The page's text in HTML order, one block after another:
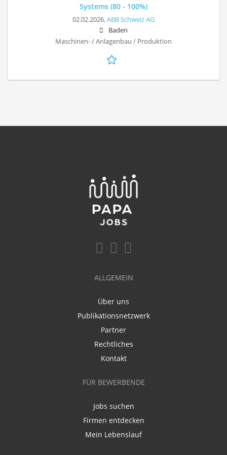
Systems (80 - 100%)
02.02.2026,ABB Schweiz AG
Baden
Maschinen- / Anlagenbau / Produktion
ALLGEMEIN
Über uns
Publikationsnetzwerk
Partner
Rechtliches
Kontakt
FÜR BEWERBENDE
Jobs suchen
Firmen entdecken
Mein Lebenslauf